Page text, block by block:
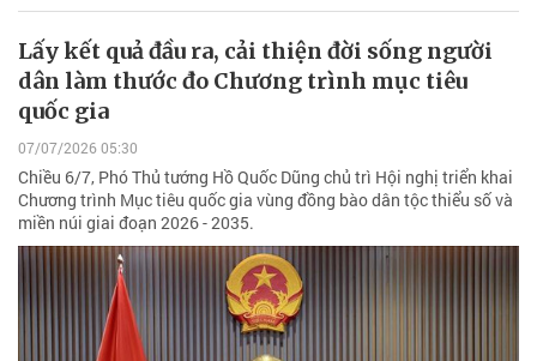
Lấy kết quả đầu ra, cải thiện đời sống người
dân làm thước đo Chương trình mục tiêu
quốc gia
07/07/2026 05:30
Chiều 6/7, Phó Thủ tướng Hồ Quốc Dũng chủ trì Hội nghị triển khai
Chương trình Mục tiêu quốc gia vùng đồng bào dân tộc thiểu số và
miền núi giai đoạn 2026 - 2035.